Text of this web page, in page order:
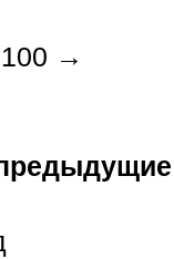
100 →